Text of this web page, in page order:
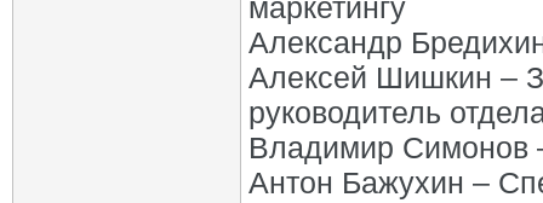
маркетингу
Александр
Алексей Шишкин –
руководитель
Владимир Симонов
Антон Бажухин –